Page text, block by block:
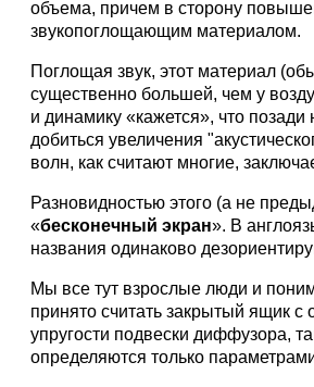
объема, причем в сторону
звукопоглощающим материалом.
Поглощая звук, этот материал
существенно большей, чем у
и динамику «кажется», что
добиться увеличения
волн, как считают многие,
Разновидностью этого (а не
«бесконечный экран». В
названия одинаково
Мы все тут взрослые люди и
принято считать закрытый ящик с
упругости подвески диффузора,
определяются только